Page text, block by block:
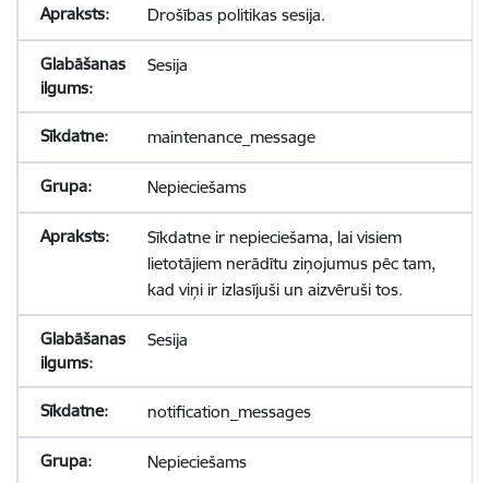
Drošības politikas sesija.
Sesija
maintenance_message
Nepieciešams
Sīkdatne ir nepieciešama, lai visiem
lietotājiem nerādītu ziņojumus pēc tam,
kad viņi ir izlasījuši un aizvēruši tos.
Sesija
notification_messages
Nepieciešams